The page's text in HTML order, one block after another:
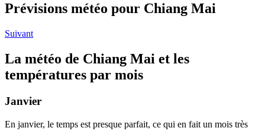
Prévisions météo pour Chiang Mai
Suivant
La météo de Chiang Mai et les
températures par mois
Janvier
En janvier, le temps est presque parfait, ce qui en fait un mois très